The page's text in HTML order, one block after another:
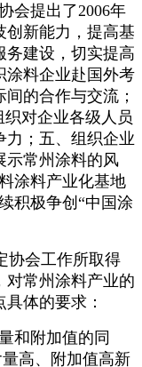
会提出了2006年
创新能力，提高基
务建设，切实提高
涂料企业赴国外考
的合作与交流；
织对企业各级人员
力；五、组织企业
示常州涂料的风
涂料产业化基地
积极争创“中国涂
协会工作所取得
对常州涂料产业的
体的要求：
和附加值的同
高、附加值高新